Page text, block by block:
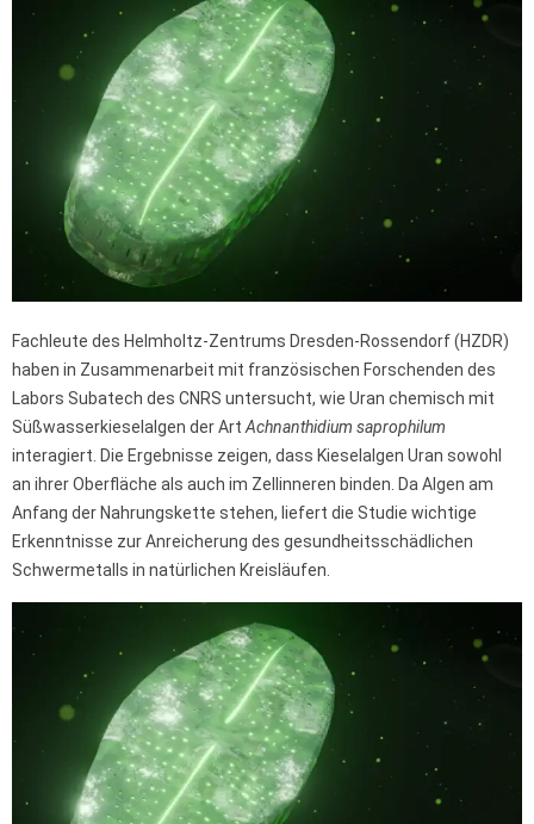
Fachleute des Helmholtz-Zentrums Dresden-Rossendorf (HZDR)
haben in Zusammenarbeit mit französischen Forschenden des
Labors Subatech des CNRS untersucht, wie Uran chemisch mit
Süßwasserkieselalgen der Art Achnanthidium saprophilum
interagiert. Die Ergebnisse zeigen, dass Kieselalgen Uran sowohl
an ihrer Oberfläche als auch im Zellinneren binden. Da Algen am
Anfang der Nahrungskette stehen, liefert die Studie wichtige
Erkenntnisse zur Anreicherung des gesundheitsschädlichen
Schwermetalls in natürlichen Kreisläufen.